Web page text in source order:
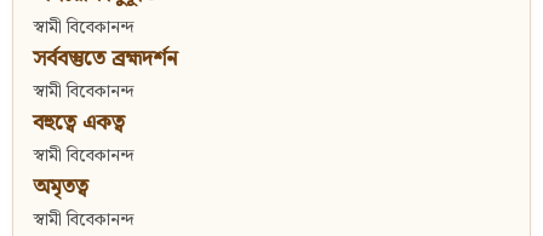
স্বামী বিবেকানন্দ
সর্ববস্তুতে ব্রহ্মদর্শন
স্বামী বিবেকানন্দ
বহুত্বে একত্ব
স্বামী বিবেকানন্দ
অমৃতত্ব
স্বামী বিবেকানন্দ